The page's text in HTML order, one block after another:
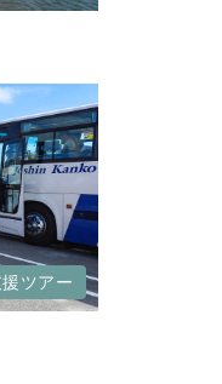
ツアー